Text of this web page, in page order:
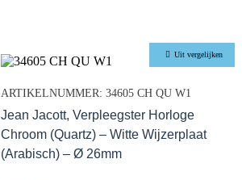
Uit vergelijken
ARTIKELNUMMER: 34605 CH QU W1
Jean Jacott, Verpleegster Horloge
Chroom (Quartz) – Witte Wijzerplaat
(Arabisch) – Ø 26mm